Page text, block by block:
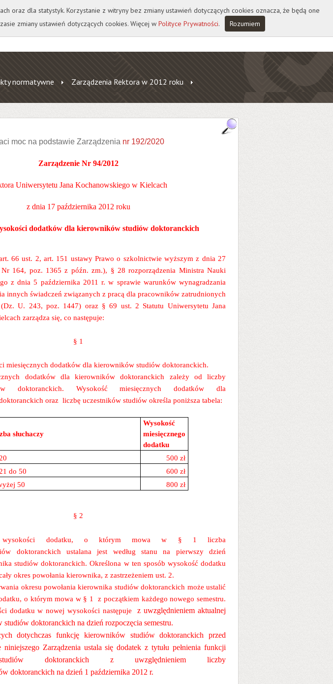
A A A A
normatywne
Zarządzenia Rektora w 2012 roku
moc na podstawie Zarządzenia nr 192/2020
Zarządzenie Nr 94/2012
Uniwersytetu Jana Kochanowskiego w Kielcach
z dnia 17 października 2012 roku
dodatków dla kierowników studiów doktoranckich
66 ust. 2, art. 151 ustawy Prawo o szkolnictwie wyższym z dnia 27
164, poz. 1365 z późn. zm.), § 28 rozporządzenia Ministra Nauki
z dnia 5 października 2011 r. w sprawie warunków wynagradzania
innych świadczeń związanych z pracą dla pracowników zatrudnionych
U. 243, poz. 1447) oraz § 69 ust. 2 Statutu Uniwersytetu Jana
zarządza się, co następuje:
§ 1
miesięcznych dodatków dla kierowników studiów doktoranckich.
dodatków dla kierowników doktoranckich zależy od liczby
doktoranckich. Wysokość miesięcznych dodatków dla
oraz liczbę uczestników studiów określa poniższa tabela:
słuchaczy
Wysokość
miesięcznego
dodatku
500 zł
do 50
600 zł
50 800 zł
§ 2
wysokości dodatku, o którym mowa w § 1 liczba
doktoranckich ustalana jest według stanu na pierwszy dzień
studiów doktoranckich. Określona w ten sposób wysokość dodatku
okres powołania kierownika, z zastrzeżeniem ust. 2.
okresu powołania kierownika studiów doktoranckich może ustalić
o którym mowa w § 1 z początkiem każdego nowego semestru.
dodatku w nowej wysokości następuje z uwzględnieniem aktualnej
studiów doktoranckich na dzień rozpoczęcia semestru.
dotychczas funkcję kierowników studiów doktoranckich przed
Zarządzenia ustala się dodatek z tytułu pełnienia funkcji
doktoranckich z uwzględnieniem liczby
doktoranckich na dzień 1 października 2012 r.
oraz dla statystyk. Korzystanie z witryny bez zmiany ustawień dotyczących cookies oznacza, że będą one
zmiany ustawień dotyczących cookies. Więcej w Polityce Prywatności. Rozumiem